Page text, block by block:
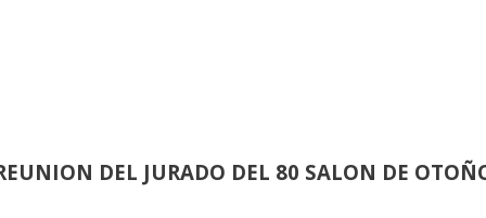
DEL JURADO DEL 80 SALON DE